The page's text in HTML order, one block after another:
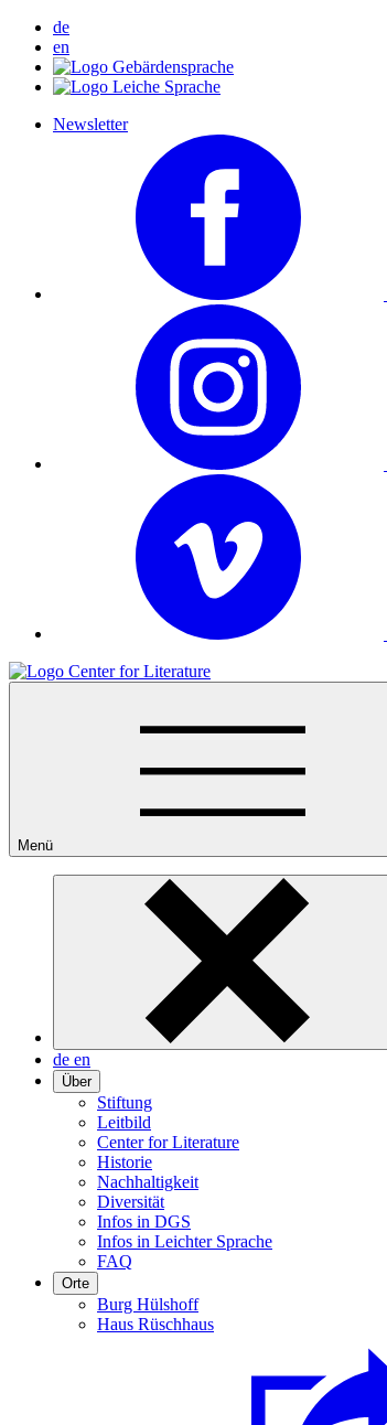
de
en
Newsletter
Menü
de en
Über
Stiftung
Leitbild
Center for Literature
Historie
Nachhaltigkeit
Diversität
Infos in DGS
Infos in Leichter Sprache
FAQ
Orte
Burg Hülshoff
Haus Rüschhaus